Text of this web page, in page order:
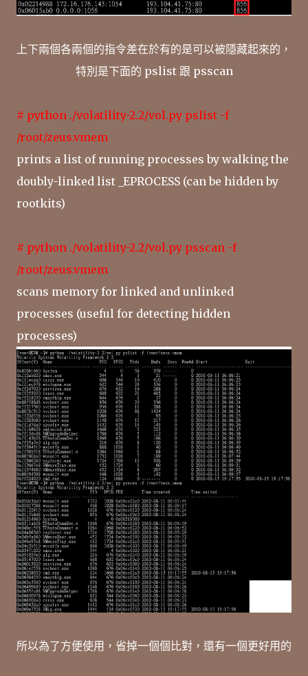
上下兩個各兩個的指令差在於有的是可以被隱藏起來的，
特別是下面的 pslist 跟 psscan
# python ./volatility-2.2/vol.py pslist -f
/root/zeus.vmem
prints a list of running processes by walking the
doubly-linked list _EPROCESS (can be hidden by
rootkits)
# python ./volatility-2.2/vol.py psscan -f
/root/zeus.vmem
scans memory for linked and unlinked
processes (useful for detecting hidden
processes)
所以為了方便使用，省掉一個個比對，還有一個更好用的